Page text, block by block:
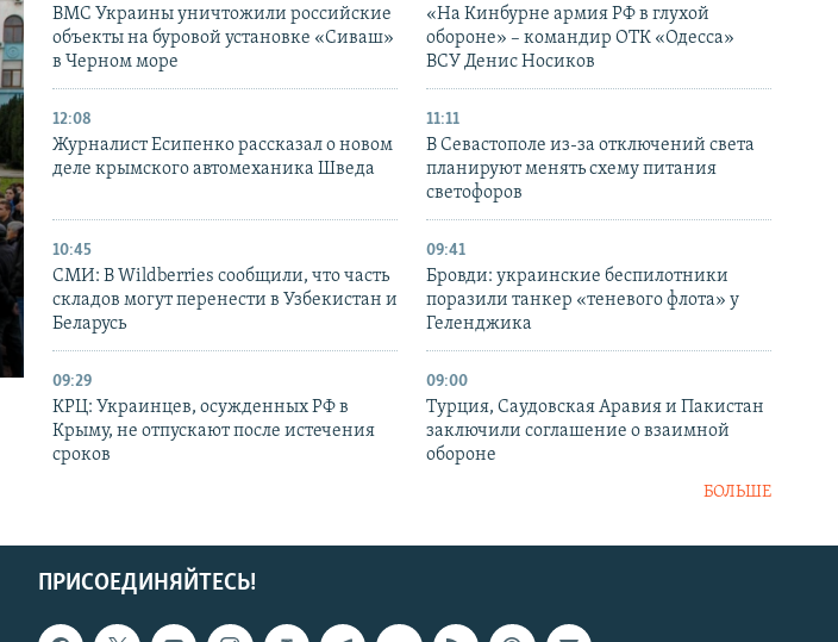
ВМС Украины уничтожили российские
объекты на буровой установке «Сиваш»
в Черном море
«На Кинбурне армия РФ в глухой
обороне» – командир ОТК «Одесса»
ВСУ Денис Носиков
12:08
Журналист Есипенко рассказал о новом
деле крымского автомеханика Шведа
11:11
В Севастополе из-за отключений света
планируют менять схему питания
светофоров
10:45
СМИ: В Wildberries сообщили, что часть
складов могут перенести в Узбекистан и
Беларусь
09:41
Бровди: украинские беспилотники
поразили танкер «теневого флота» у
Геленджика
09:29
КРЦ: Украинцев, осужденных РФ в
Крыму, не отпускают после истечения
сроков
09:00
Турция, Саудовская Аравия и Пакистан
заключили соглашение о взаимной
обороне
БОЛЬШЕ
ПРИСОЕДИНЯЙТЕСЬ!